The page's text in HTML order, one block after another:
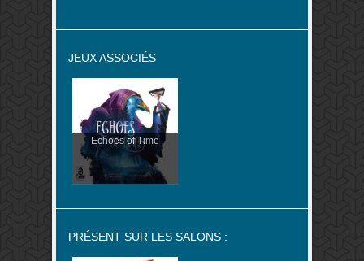
JEUX ASSOCIÉS
Echoes of Time
PRÉSENT SUR LES SALONS :